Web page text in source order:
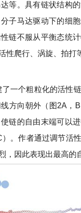
等。具有链状结构
子马达驱动下的细
链不服从平衡态统
性爬行、涡旋、拍打
一个粗粒化的活性
方向朝外（图2A，
链的自由末端可以
。作者通过调节活
，因此表现出最高的